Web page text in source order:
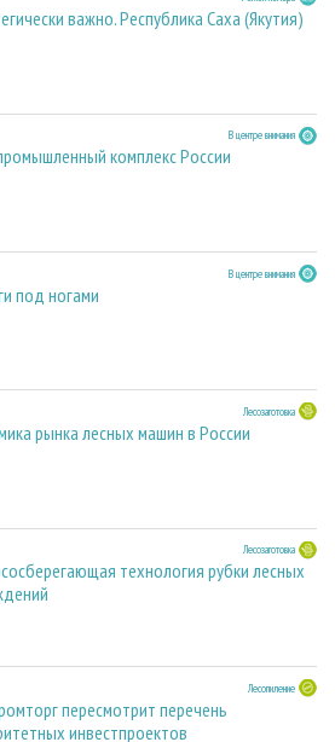
важно. Республика Саха (Якутия)
В центре внимания
комплекс России
В центре внимания
под ногами
Лесозаготовка
рынка лесных машин в России
Лесозаготовка
технология рубки лесных
Лесопиление
пересмотрит перечень
инвестпроектов